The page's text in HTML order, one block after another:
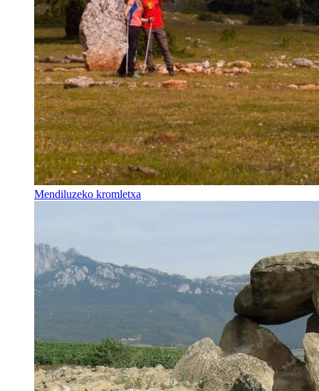
Mendiluzeko kromletxa